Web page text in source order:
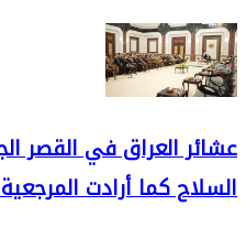
عشائر العراق في القصر
السلاح كما أرادت